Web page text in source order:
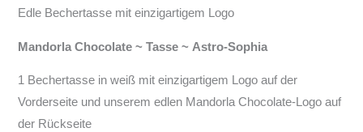
Edle Bechertasse mit einzigartigem Logo
Mandorla Chocolate ~ Tasse ~ Astro-Sophia
1 Bechertasse in weiß mit einzigartigem Logo auf der
Vorderseite und unserem edlen Mandorla Chocolate-Logo auf
der Rückseite